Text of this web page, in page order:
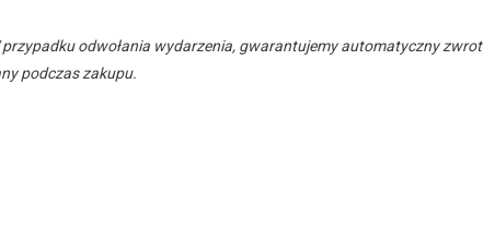
przypadku odwołania wydarzenia, gwarantujemy automatyczny
podczas zakupu.